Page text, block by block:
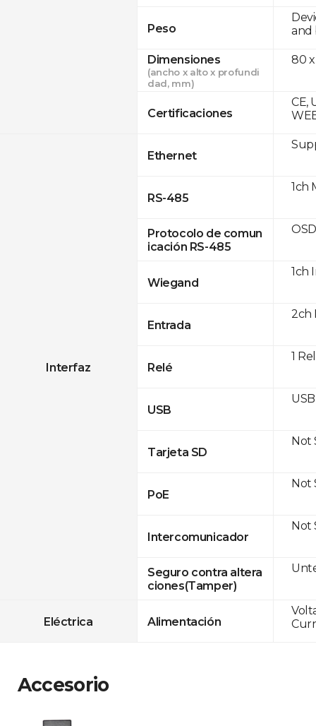
Peso
Dimensiones
(ancho x alto x profundi
dad, mm)
Certificaciones
Interfaz
Ethernet
RS-485
Protocolo de comun
icación RS-485
Wiegand
Entrada
Relé
USB
Tarjeta SD
PoE
Intercomunicador
Seguro contra altera
ciones(Tamper)
Eléctrica Alimentación
and
80 x
CE,
1ch
1ch
2ch
1
Not
Not
Not
Accesorio